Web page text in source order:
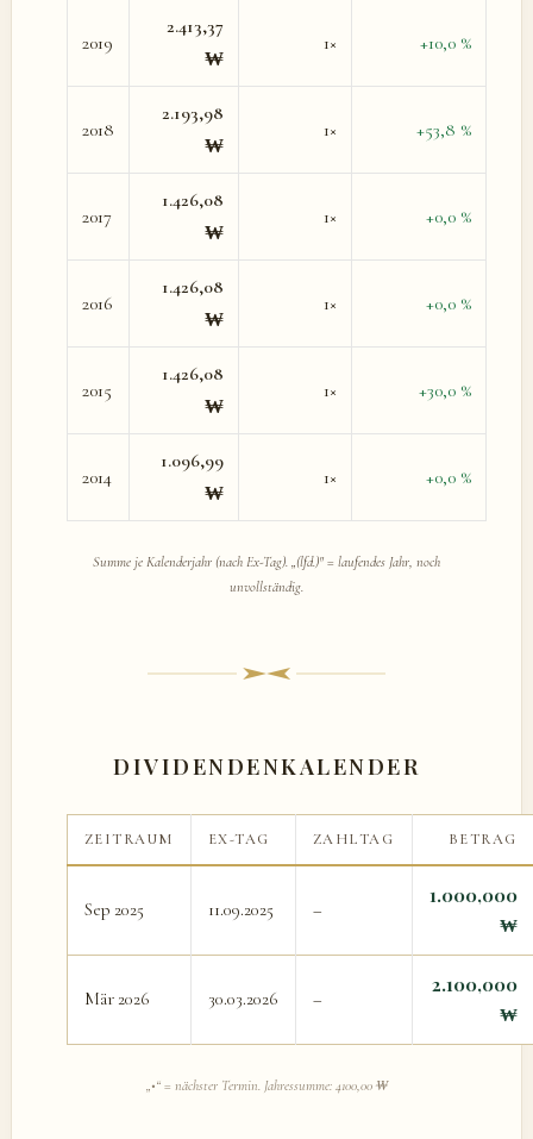
2019
2.413,37
₩
1× +10,0 %
2018
2.193,98
₩
1× +53,8 %
2017
1.426,08
₩
1× +0,0 %
2016
1.426,08
₩
1× +0,0 %
2015
1.426,08
₩
1× +30,0 %
2014
1.096,99
₩
1× +0,0 %
Summe je Kalenderjahr (nach Ex-Tag). „(lfd.)" = laufendes Jahr, noch
unvollständig.
DIVIDENDENKALENDER
ZEITRAUM EX-TAG ZAHLTAG BETRAG
Sep 2025 11.09.2025 –
1.000,000
₩
Mär 2026 30.03.2026 –
2.100,000
₩
„•“ = nächster Termin. Jahressumme: 4100,00 ₩